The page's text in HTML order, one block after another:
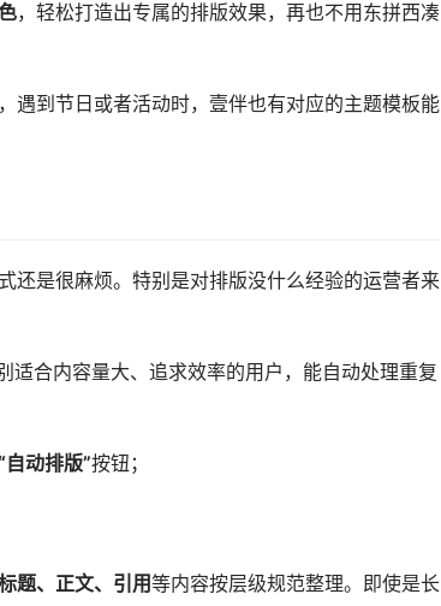
，轻松打造出专属的排版效果，再也不用东拼西凑
遇到节日或者活动时，壹伴也有对应的主题模板能
还是很麻烦。特别是对排版没什么经验的运营者来
适合内容量大、追求效率的用户，能自动处理重复
自动排版”按钮；
题、正文、引用等内容按层级规范整理。即使是长